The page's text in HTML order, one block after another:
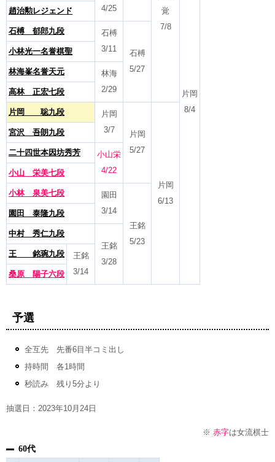
覚
7/8
片岡
8/4
4/25
趙治勲レジェンド
石榑 郁郎九段
石榑
3/11
石榑
5/27
小林光一名誉棋聖
林海峯名誉天元
林海
2/29
高林 正宏七段
片岡 聡九段
片岡
3/7
片岡
5/27
片岡
6/13
宮沢 吾朗九段
二十四世本因坊秀芳
小山栄
4/22
小山 栄美七段
小林 泉美七段
園田
3/14
王銘
5/23
園田 泰隆九段
中村 秀仁九段
王銘
3/28
王 銘琬九段
王銘
3/14
桑原 陽子六段
予選
全互先 先番6目半コミ出し
持時間 各1時間
秒読み 残り5分より
抽選日：2023年10月24日
※ 赤字は女流棋士
60代